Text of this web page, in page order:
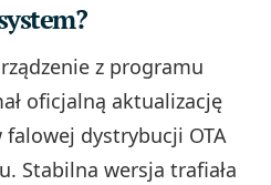
z programu
oficjalną aktualizację
dystrybucji OTA
Stabilna wersja trafiała